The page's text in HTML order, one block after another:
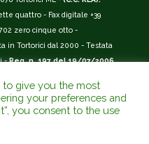
quattro - Fax digitale +39
zero cinque otto -
in Tortorici dal 2000 - Testata
-Reg. n. 197 del 19/07/2006
ISSN 1974-9562
(
to give you the most
your preferences and
you consent to the use